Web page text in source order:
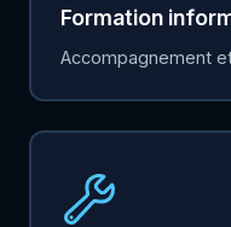
Formation
Accompagnement